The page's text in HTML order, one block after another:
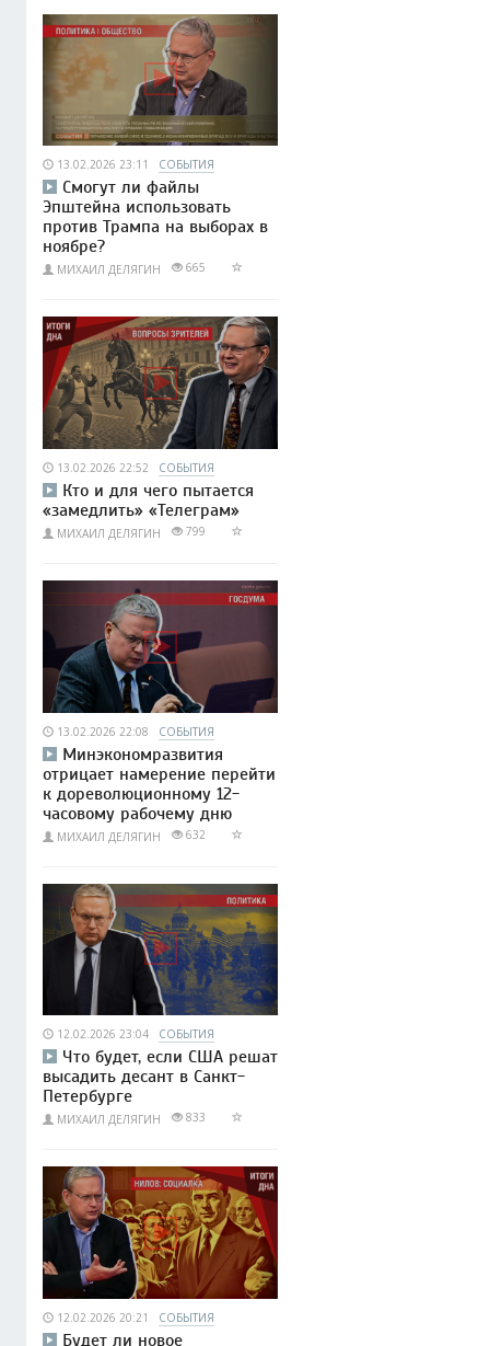
13.02.2026 23:11 СОБЫТИЯ
Смогут ли файлы
Эпштейна использовать
против Трампа на выборах в
ноябре?
МИХАИЛ ДЕЛЯГИН 665
13.02.2026 22:52 СОБЫТИЯ
Кто и для чего пытается
«замедлить» «Телеграм»
МИХАИЛ ДЕЛЯГИН 799
13.02.2026 22:08 СОБЫТИЯ
Минэкономразвития
отрицает намерение перейти
к дореволюционному 12-
часовому рабочему дню
МИХАИЛ ДЕЛЯГИН 632
12.02.2026 23:04 СОБЫТИЯ
Что будет, если США решат
высадить десант в Санкт-
Петербурге
МИХАИЛ ДЕЛЯГИН 833
12.02.2026 20:21 СОБЫТИЯ
Будет ли новое